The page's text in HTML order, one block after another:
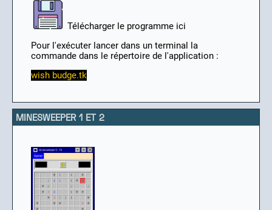
Télécharger le programme ici
Pour l'exécuter lancer dans un terminal la
commande dans le répertoire de l'application :
wish budge.tk
MINESWEEPER 1 ET 2